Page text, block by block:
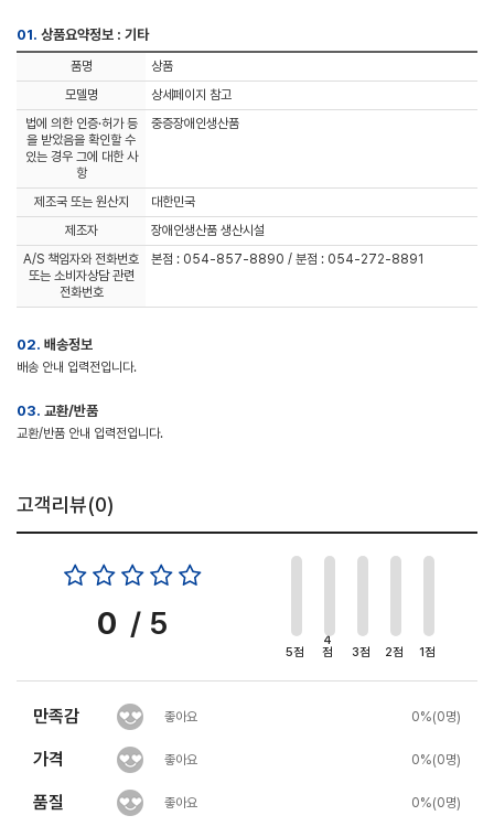
01. 상품요약정보 : 기타
품명
상품
모델명
상세페이지 참고
법에 의한 인증·허가 등
을 받았음을 확인할 수
있는 경우 그에 대한 사
항
중증장애인생산품
제조국 또는 원산지
대한민국
제조자
장애인생산품 생산시설
A/S 책임자와 전화번호
또는 소비자상담 관련
전화번호
본점 : 054-857-8890 / 분점 : 054-272-8891
02. 배송정보
배송 안내 입력전입니다.
03. 교환/반품
교환/반품 안내 입력전입니다.
고객리뷰(0)
0 / 5
5점
4
점
3점 2점 1점
만족감 좋아요 0%(0명)
가격 좋아요 0%(0명)
품질 좋아요 0%(0명)